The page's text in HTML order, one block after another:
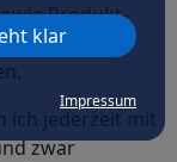
klar
Impressum
Produkt-
zwar